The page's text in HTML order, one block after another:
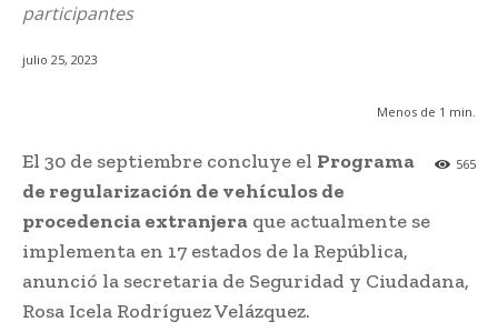
participantes
julio 25, 2023
Menos de 1 min.
565
El 30 de septiembre concluye el Programa
de regularización de vehículos de
procedencia extranjera que actualmente se
implementa en 17 estados de la República,
anunció la secretaria de Seguridad y Ciudadana,
Rosa Icela Rodríguez Velázquez.